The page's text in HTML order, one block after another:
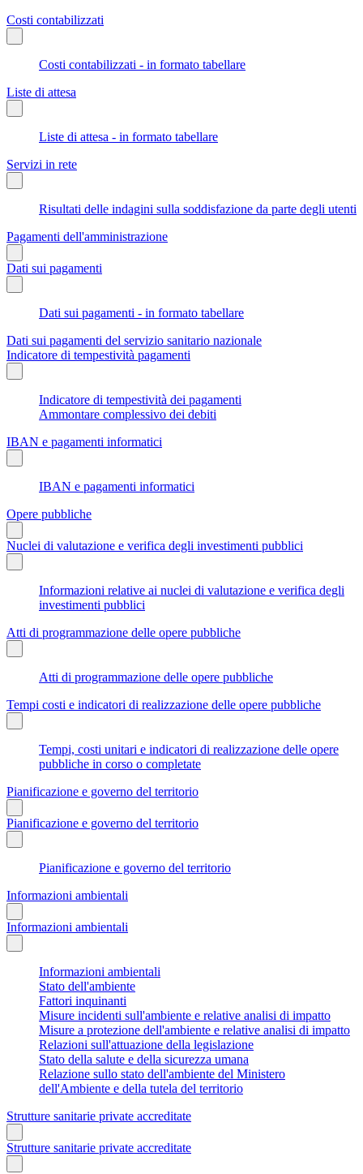
Costi contabilizzati
Costi contabilizzati - in formato tabellare
Liste di attesa
Liste di attesa - in formato tabellare
Servizi in rete
Risultati delle indagini sulla soddisfazione da parte degli utenti
Pagamenti dell'amministrazione
Dati sui pagamenti
Dati sui pagamenti - in formato tabellare
Dati sui pagamenti del servizio sanitario nazionale
Indicatore di tempestività pagamenti
Indicatore di tempestività dei pagamenti
Ammontare complessivo dei debiti
IBAN e pagamenti informatici
IBAN e pagamenti informatici
Opere pubbliche
Nuclei di valutazione e verifica degli investimenti pubblici
Informazioni relative ai nuclei di valutazione e verifica degli
investimenti pubblici
Atti di programmazione delle opere pubbliche
Atti di programmazione delle opere pubbliche
Tempi costi e indicatori di realizzazione delle opere pubbliche
Tempi, costi unitari e indicatori di realizzazione delle opere
pubbliche in corso o completate
Pianificazione e governo del territorio
Pianificazione e governo del territorio
Pianificazione e governo del territorio
Informazioni ambientali
Informazioni ambientali
Informazioni ambientali
Stato dell'ambiente
Fattori inquinanti
Misure incidenti sull'ambiente e relative analisi di impatto
Misure a protezione dell'ambiente e relative analisi di impatto
Relazioni sull'attuazione della legislazione
Stato della salute e della sicurezza umana
Relazione sullo stato dell'ambiente del Ministero
dell'Ambiente e della tutela del territorio
Strutture sanitarie private accreditate
Strutture sanitarie private accreditate